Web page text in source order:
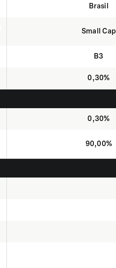
Brasil
Small Cap
B3
0,30%
0,30%
90,00%